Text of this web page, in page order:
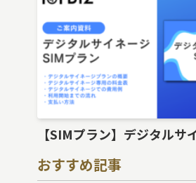
【SIMプラン】デジタルサ
おすすめ記事